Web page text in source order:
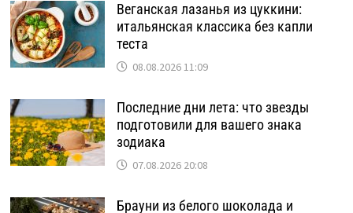
Веганская лазанья из цуккини:
итальянская классика без капли
теста
08.08.2026 11:09
Последние дни лета: что звезды
подготовили для вашего знака
зодиака
07.08.2026 20:08
Брауни из белого шоколада и